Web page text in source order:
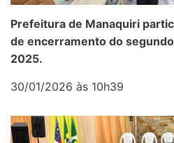
Prefeitura de Manaquiri
de encerramento do
2025.
30/01/2026 às 10h39